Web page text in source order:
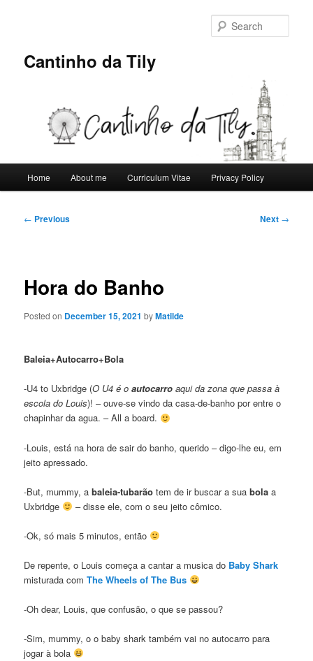
Cantinho da Tily
Home About me Curriculum Vitae Privacy Policy
Post
← Previous Next →
Hora do Banho
Posted on December 15, 2021 byMatilde
Baleia+Autocarro+Bola
-U4 to Uxbridge (O U4 é oautocarro aqui da zona que passa à
escola do Louis)! – ouve-se vindo da casa-de-banho por entre o
chapinhar da agua. – All a board.
-Louis, está na hora de sair do banho, querido – digo-lhe eu, em
jeito apressado.
-But, mummy, abaleia-tubarão tem de ir buscar a suabola a
Uxbridge
– disse ele, com o seu jeito cômico.
-Ok, só mais 5 minutos, então
De repente, o Louis começa a cantar a musica do Baby Shark
misturada comThe Wheels of The Bus
-Oh dear, Louis, que confusão, o que se passou?
-Sim, mummy, o o baby shark também vai no autocarro para
jogar à bola